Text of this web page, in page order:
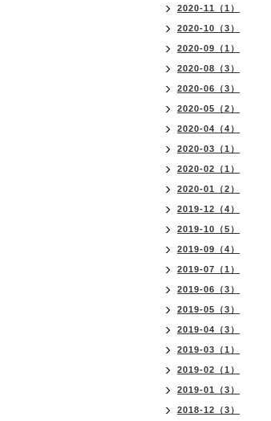
2020-11（1）
2020-10（3）
2020-09（1）
2020-08（3）
2020-06（3）
2020-05（2）
2020-04（4）
2020-03（1）
2020-02（1）
2020-01（2）
2019-12（4）
2019-10（5）
2019-09（4）
2019-07（1）
2019-06（3）
2019-05（3）
2019-04（3）
2019-03（1）
2019-02（1）
2019-01（3）
2018-12（3）